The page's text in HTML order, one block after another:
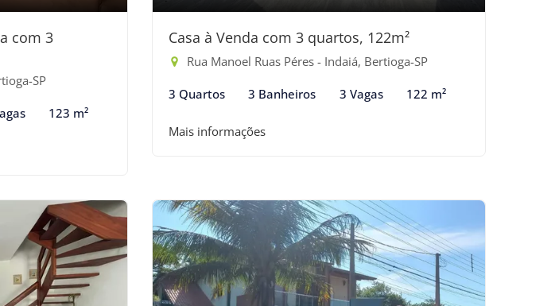
com 3
SP
123 m²
Casa à Venda com 3 quartos, 122m²
Rua Manoel Ruas Péres - Indaiá, Bertioga-SP
3 Quartos 3 Banheiros 3 Vagas 122 m²
Mais informações